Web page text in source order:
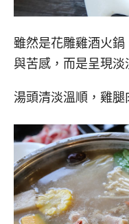
雖然是花雕雞酒火
與苦感，而是呈現淡
湯頭清淡溫順，雞腿